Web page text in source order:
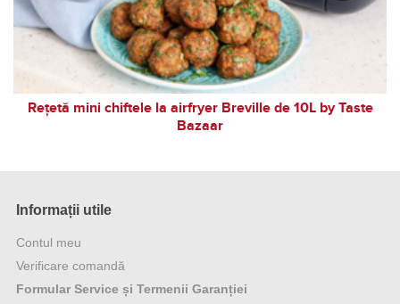
Rețetă mini chiftele la airfryer Breville de 10L by Taste
Bazaar
Informații utile
Contul meu
Verificare comandă
Formular Service și Termenii Garanției